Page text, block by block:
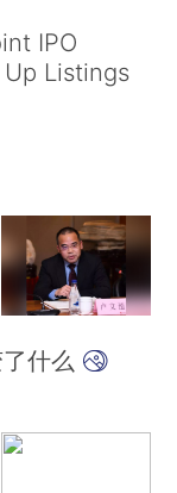
IPO
Listings
什么